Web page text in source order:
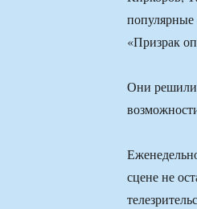
популярные
«Призрак
Они решили
сцене не